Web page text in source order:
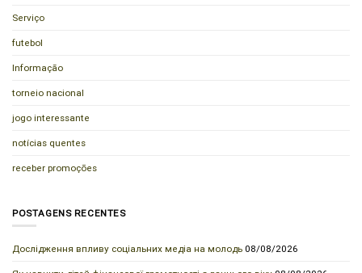
Serviço
futebol
Informação
torneio nacional
jogo interessante
notícias quentes
receber promoções
POSTAGENS RECENTES
Дослідження впливу соціальних медіа на молодь 08/08/2026